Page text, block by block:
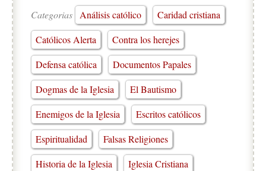
Categorias Análisis católico
Caridad cristiana
Católicos Alerta
Contra los herejes
Defensa católica
Documentos Papales
Dogmas de la Iglesia
El Bautismo
Enemigos de la Iglesia
Escritos católicos
Espiritualidad
Falsas Religiones
Historia de la Iglesia
Iglesia Cristiana